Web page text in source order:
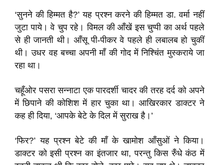
‘सुनने की हिम्मत है?’ यह प्रश्न करने की हिम्मत डा. वर्मा नहीं
जुटा पाये। वे चुप रहे। विमल की आँखें इस चुप्पी का अर्थ पहले
से ही जानती थी। आँसू पी-पीकर वे पहले ही लबालब हो चुकीं
थी। उधर वह बच्चा अपनी माँ की गोद में निश्चिंत मुस्कराये जा
रहा था।
चहूँओर पसरा सन्नाटा एक पारदर्शी चादर की तरह दर्द को अपने
में छिपाने की कोशिश में हार चुका था। आखिरकार डाक्टर ने
कह ही दिया, ‘आपके बेटे के दिल में सुराख है।’
‘फिर?’ यह प्रश्न बेटे की माँ के खामोश आँसुओं ने किया।
डाक्टर को इसी प्रश्न का इंतजार था, परन्तु किस रुँधे कंठ में